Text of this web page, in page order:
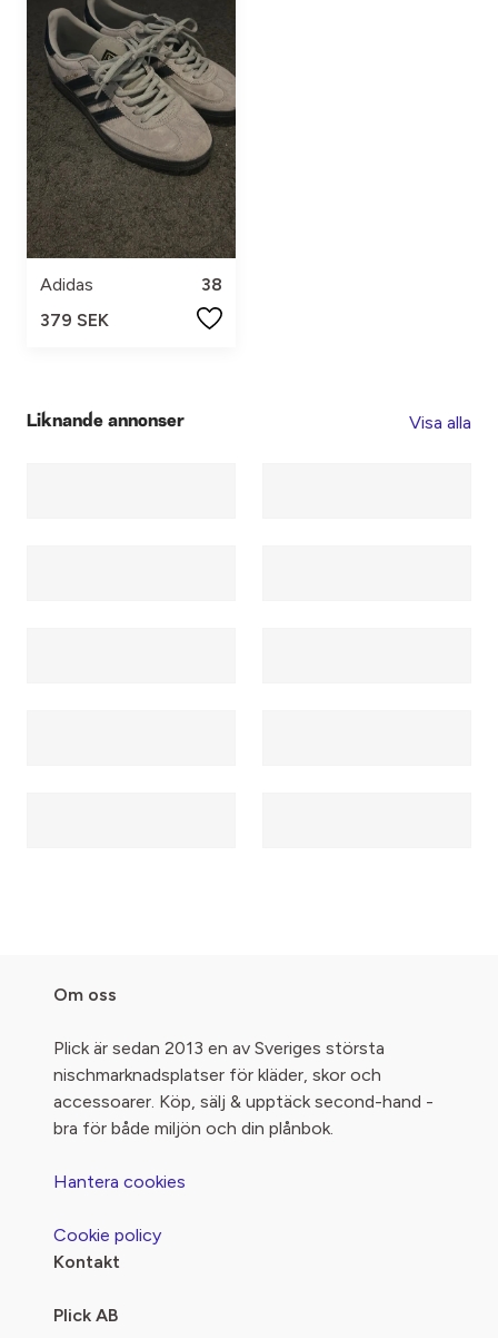
Adidas
38
379 SEK
Liknande annonser Visa alla
Om oss
Plick är sedan 2013 en av Sveriges största
nischmarknadsplatser för kläder, skor och
accessoarer. Köp, sälj & upptäck second-hand -
bra för både miljön och din plånbok.
Hantera cookies
Cookie policy
Kontakt
Plick AB